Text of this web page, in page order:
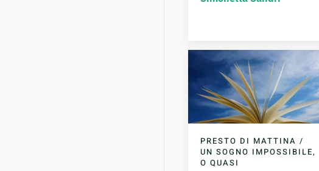
PRESTO DI MATTINA /
UN SOGNO IMPOSSIBILE,
O QUASI